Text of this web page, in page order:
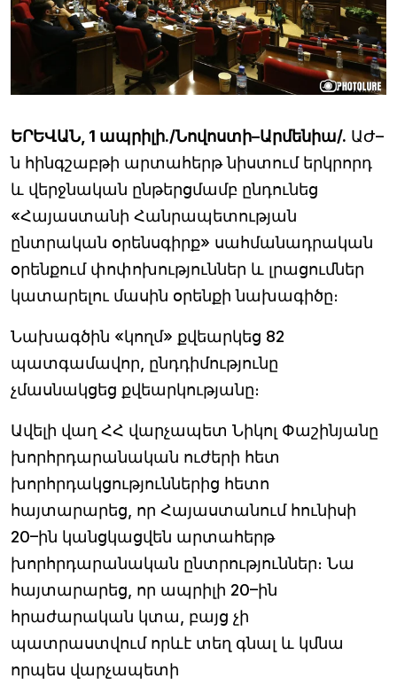
ԵՐԵՎԱՆ, 1 ապրիլի./Նովոստի–Արմենիա/. ԱԺ–
ն հինգշաբթի արտահերթ նիստում երկրորդ
և վերջնական ընթերցմամբ ընդունեց
«Հայաստանի Հանրապետության
ընտրական օրենսգիրք» սահմանադրական
օրենքում փոփոխություններ և լրացումներ
կատարելու մասին օրենքի նախագիծը։
Նախագծին «կողմ» քվեարկեց 82
պատգամավոր, ընդդիմությունը
չմասնակցեց քվեարկությանը։
Ավելի վաղ ՀՀ վարչապետ Նիկոլ Փաշինյանը
խորհրդարանական ուժերի հետ
խորհրդակցություններից հետո
հայտարարեց, որ Հայաստանում հունիսի
20–ին կանցկացվեն արտահերթ
խորհրդարանական ընտրություններ։ Նա
հայտարարեց, որ ապրիլի 20–ին
հրաժարական կտա, բայց չի
պատրաստվում որևէ տեղ գնալ և կմնա
որպես վարչապետի